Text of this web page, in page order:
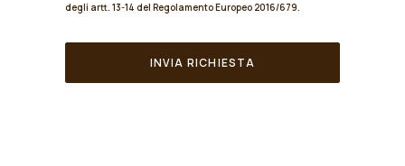
degli artt. 13-14 del Regolamento Europeo 2016/679.